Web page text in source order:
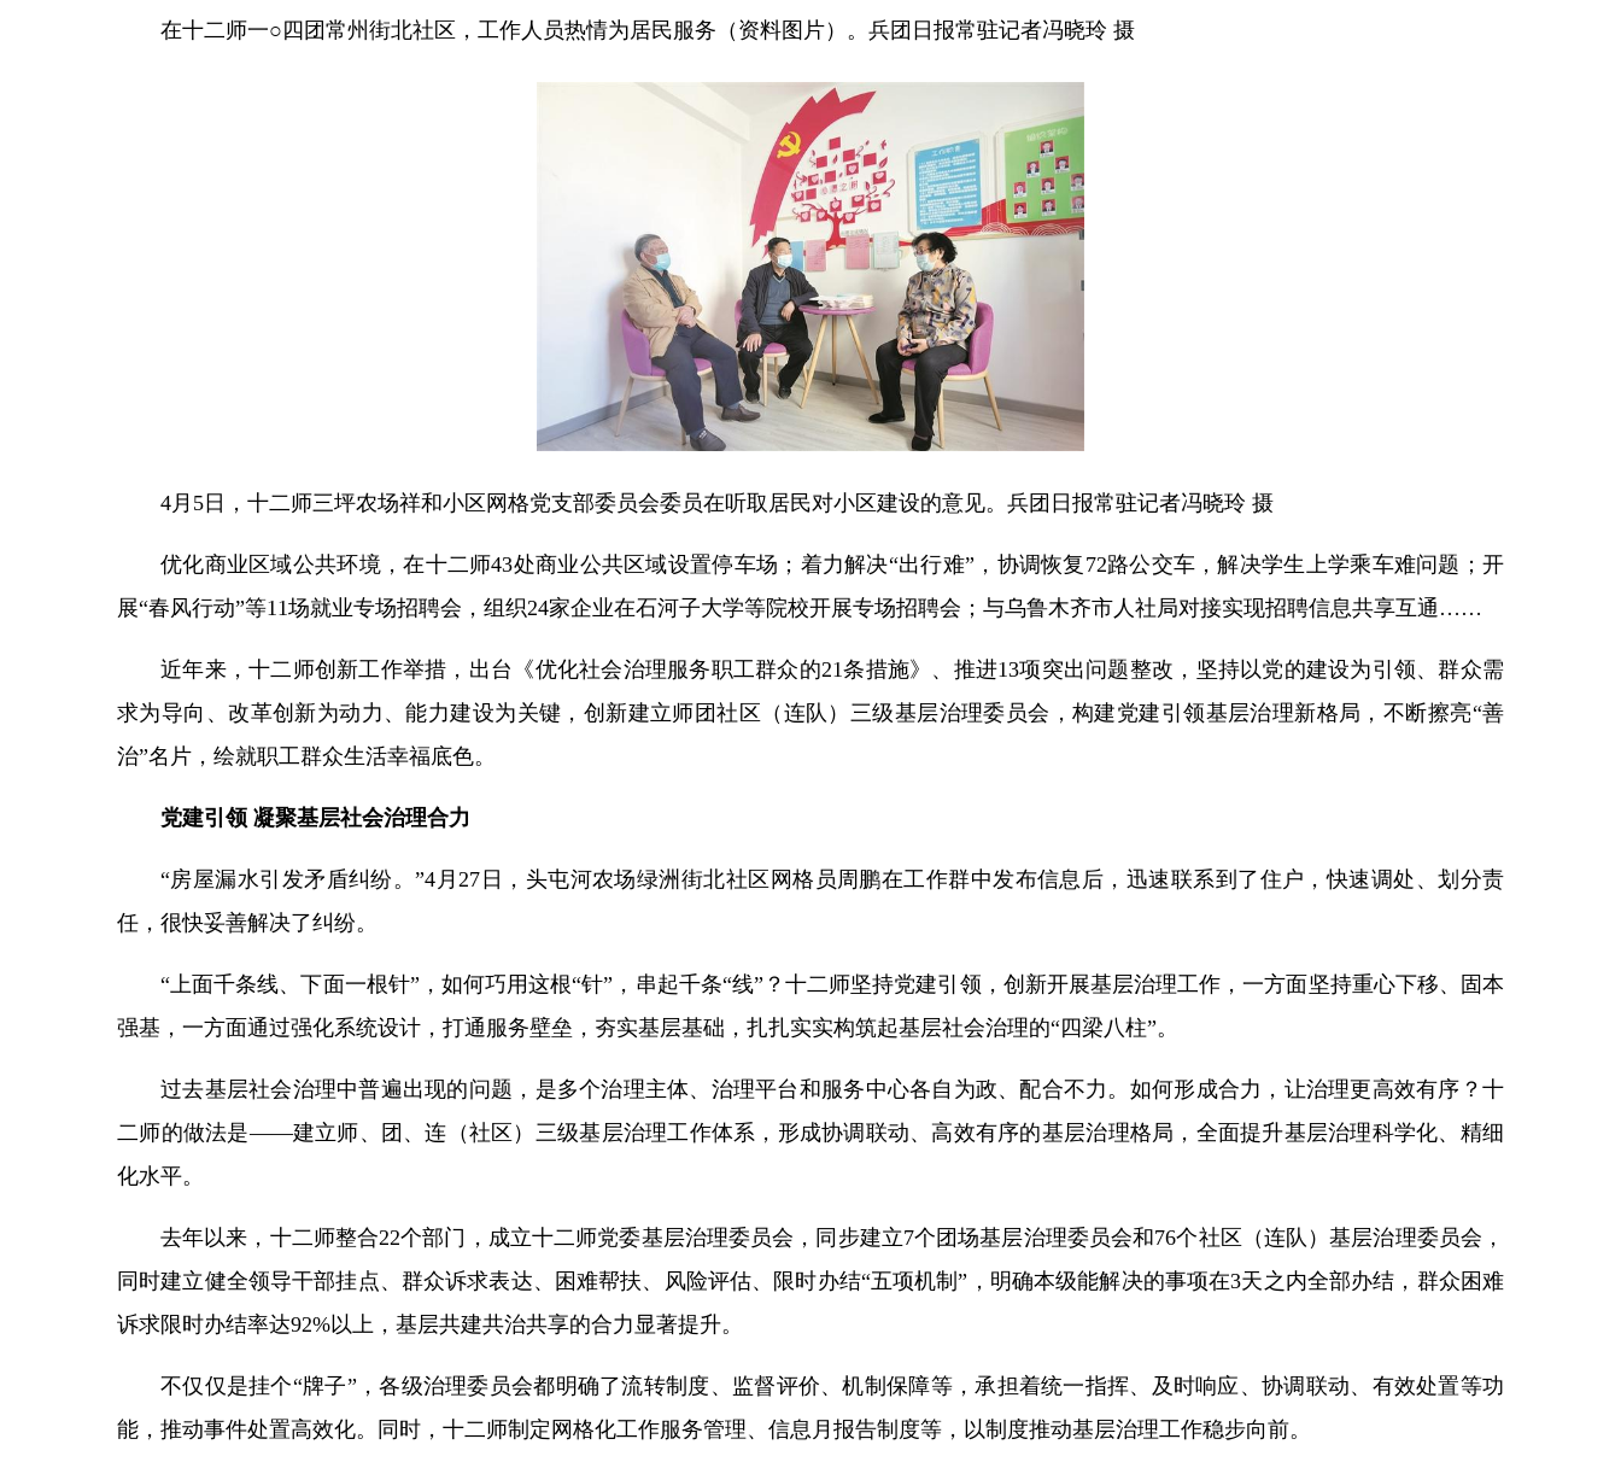
在十二师一○四团常州街北社区，工作人员热情为居民服务（资料图片）。兵团日报常驻记者冯晓玲 摄
4月5日，十二师三坪农场祥和小区网格党支部委员会委员在听取居民对小区建设的意见。兵团日报常驻记者冯晓玲 摄
优化商业区域公共环境，在十二师43处商业公共区域设置停车场；着力解决“出行难”，协调恢复72路公交车，解决学生上学乘车难问题；开
展“春风行动”等11场就业专场招聘会，组织24家企业在石河子大学等院校开展专场招聘会；与乌鲁木齐市人社局对接实现招聘信息共享互通……
近年来，十二师创新工作举措，出台《优化社会治理服务职工群众的21条措施》、推进13项突出问题整改，坚持以党的建设为引领、群众需
求为导向、改革创新为动力、能力建设为关键，创新建立师团社区（连队）三级基层治理委员会，构建党建引领基层治理新格局，不断擦亮“善
治”名片，绘就职工群众生活幸福底色。
党建引领 凝聚基层社会治理合力
“房屋漏水引发矛盾纠纷。”4月27日，头屯河农场绿洲街北社区网格员周鹏在工作群中发布信息后，迅速联系到了住户，快速调处、划分责
任，很快妥善解决了纠纷。
“上面千条线、下面一根针”，如何巧用这根“针”，串起千条“线”？十二师坚持党建引领，创新开展基层治理工作，一方面坚持重心下移、固本
强基，一方面通过强化系统设计，打通服务壁垒，夯实基层基础，扎扎实实构筑起基层社会治理的“四梁八柱”。
过去基层社会治理中普遍出现的问题，是多个治理主体、治理平台和服务中心各自为政、配合不力。如何形成合力，让治理更高效有序？十
二师的做法是——建立师、团、连（社区）三级基层治理工作体系，形成协调联动、高效有序的基层治理格局，全面提升基层治理科学化、精细
化水平。
去年以来，十二师整合22个部门，成立十二师党委基层治理委员会，同步建立7个团场基层治理委员会和76个社区（连队）基层治理委员会，
同时建立健全领导干部挂点、群众诉求表达、困难帮扶、风险评估、限时办结“五项机制”，明确本级能解决的事项在3天之内全部办结，群众困难
诉求限时办结率达92%以上，基层共建共治共享的合力显著提升。
不仅仅是挂个“牌子”，各级治理委员会都明确了流转制度、监督评价、机制保障等，承担着统一指挥、及时响应、协调联动、有效处置等功
能，推动事件处置高效化。同时，十二师制定网格化工作服务管理、信息月报告制度等，以制度推动基层治理工作稳步向前。